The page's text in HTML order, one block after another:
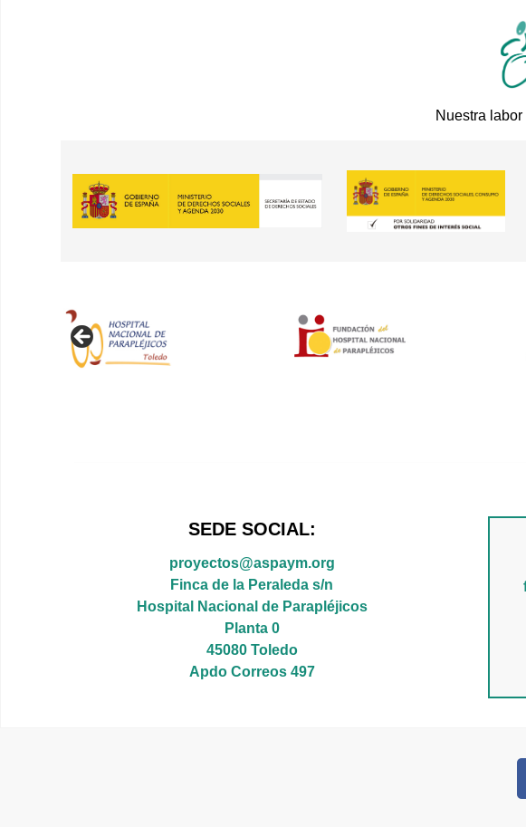
Nuestra
SEDE SOCIAL:
proyectos@aspaym.org
Finca de la Peraleda s/n
Hospital Nacional de Parapléjicos
Planta 0
45080 Toledo
Apdo Correos 497